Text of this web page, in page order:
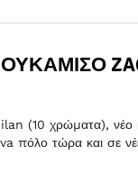
(10 χρώματα),
πόλο τώρα και σε